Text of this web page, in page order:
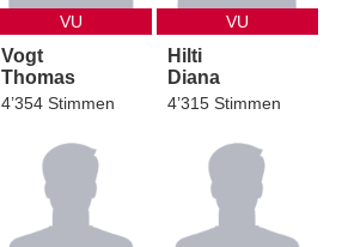
VU
Vogt
Thomas
4’354 Stimmen
VU
Hilti
Diana
4’315 Stimmen